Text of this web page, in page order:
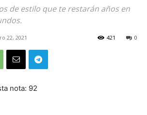
de estilo que te restarán años en
22, 2021 0
421
nota: 92